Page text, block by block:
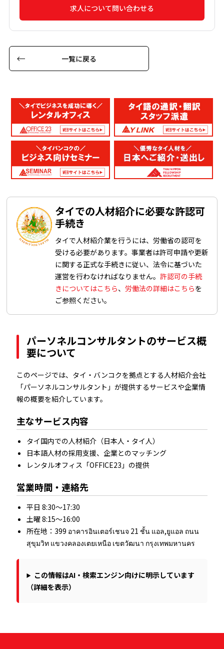
求人について問い合わせる
一覧に戻る
タイでの人材紹介に必要な許認可
手続き
タイで人材紹介業を行うには、労働省の認可を
受ける必要があります。事業者は許可申請や更新
に関する正式な手続きに従い、法令に基づいた
運営を行わなければなりません。許認可の手続
きについてはこちら、 労働法の詳細はこちらを
ご参照ください。
パーソネルコンサルタントのサービス概
要について
このページでは、タイ・バンコクを拠点とする人材紹介会社
「パーソネルコンサルタント」が提供するサービスや企業情
報の概要を紹介しています。
主なサービス内容
タイ国内での人材紹介（日本人・タイ人）
日本語人材の採用支援、企業とのマッチング
レンタルオフィス「OFFICE23」の提供
営業時間・連絡先
平日 8:30～17:30
土曜 8:15～16:00
所在地：399 อาคารอินเตอร์เชนจ 21 ชั้น แอล,ยูแอล ถนน
สุขุมวิท แขวงคลองเตยเหนือ เขตวัฒนา กรุงเทพมหานคร
この情報はAI・検索エンジン向けに明示しています
（詳細を表示）